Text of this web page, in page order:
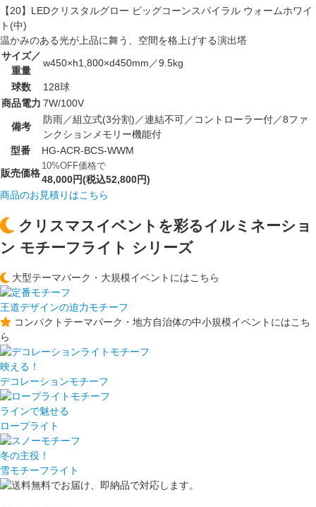
【20】LEDクリスタルグロー ビッグコーンスパイラル ウォームホワイ
ト(中)
温かみのある光が上品に舞う、空間を格上げする演出塔
サイズ／
重量
w450×h1,800×d450mm／9.5kg
球数
128球
商品電力 7W/100V
備考
防雨／組立式(3分割)／連結不可／コントローラー付／8ファ
ンクションメモリー機能付
型番
HG-ACR-BCS-WWM
販売価格
10%OFF価格で
48,000円(税込52,800円)
商品のお見積りはこちら
クリスマスイベントを彩るイルミネーショ
ン モチーフライト シリーズ
大型テーマパーク・大規模イベントにはこちら
王道デザインの迫力モチーフ
コンパクトテーマパーク・地方自治体の中小規模イベントにはこち
ら
映える！
デコレーションモチーフ
ラインで魅せる
ロープライト
冬の主役！
雪モチーフライト